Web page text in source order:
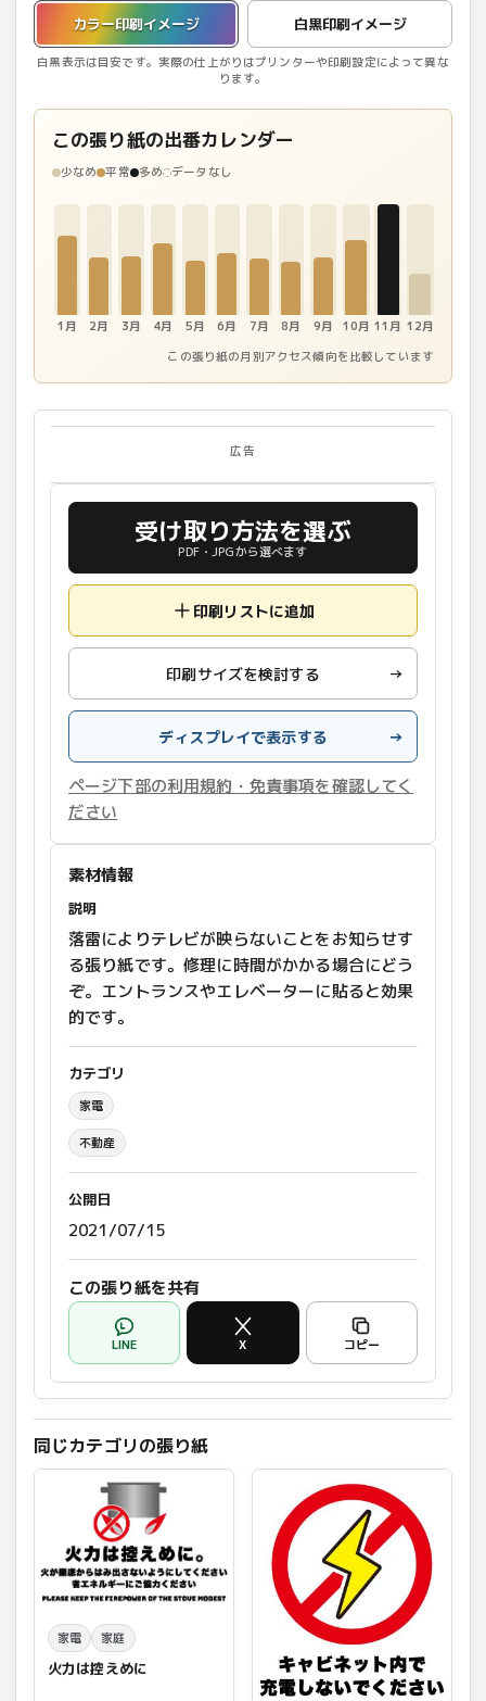
カラー印刷イメージ 白黒印刷イメージ
白黒表示は目安です。実際の仕上がりはプリンターや印刷設定によって異な
ります。
カラー印刷イメージを表示しています。
この張り紙の出番カレンダー
少なめ 平常 多め データなし
1月 2月 3月 4月 5月 6月 7月 8月 9月 10月 11月 12月
この張り紙の月別アクセス傾向を比較しています
広告
受け取り方法を選ぶ
PDF・JPGから選べます
印刷リストに追加
印刷サイズを検討する →
ディスプレイで表示する →
ページ下部の利用規約・免責事項を確認してく
ださい
素材情報
説明
落雷によりテレビが映らないことをお知らせす
る張り紙です。修理に時間がかかる場合にどう
ぞ。エントランスやエレベーターに貼ると効果
的です。
カテゴリ
家電
不動産
公開日
2021/07/15
この張り紙を共有
LINE X コピー
同じカテゴリの張り紙
家電 家庭
火力は控えめに